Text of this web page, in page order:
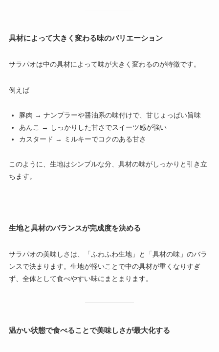
具材によって大きく変わる味のバリエーション
サラパオは中の具材によって味が大きく変わるのが特徴です。
例えば
豚肉 → ナンプラーや醤油系の味付けで、甘じょっぱい旨味
あんこ → しっかりした甘さでスイーツ感が強い
カスタード → ミルキーでコクのある甘さ
このように、生地はシンプルな分、具材の味がしっかりと引き立
ちます。
生地と具材のバランスが完成度を決める
サラパオの美味しさは、「ふわふわ生地」と「具材の味」のバラ
ンスで決まります。生地が軽いことで中の具材が重くなりすぎ
ず、全体として食べやすい味にまとまります。
温かい状態で食べることで美味しさが最大化する